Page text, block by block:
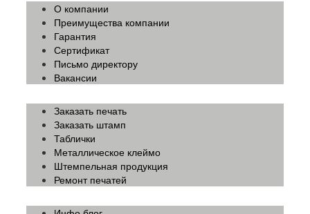
О компании
Преимущества компании
Гарантия
Сертификат
Письмо директору
Вакансии
Заказать печать
Заказать штамп
Таблички
Металлическое клеймо
Штемпельная продукция
Ремонт печатей